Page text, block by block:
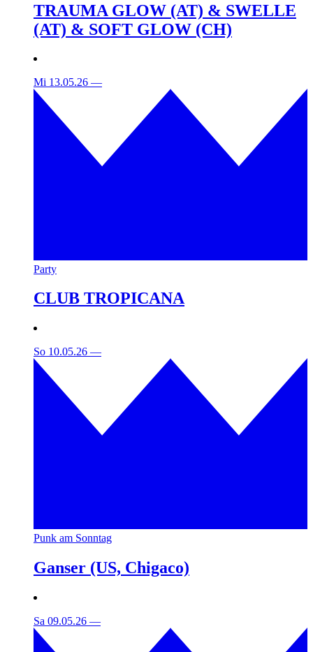
TRAUMA GLOW (AT) & SWELLE
(AT) & SOFT GLOW (CH)
Mi 13.05.26 —
Party
CLUB TROPICANA
So 10.05.26 —
Punk am Sonntag
Ganser (US, Chigaco)
Sa 09.05.26 —